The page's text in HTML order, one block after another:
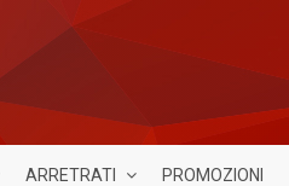
ARRETRATI PROMOZIONI